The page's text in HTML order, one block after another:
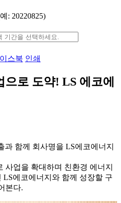
: 20220825)
스북 인쇄
로 도약! LS 에코에
함께 회사명을 LS에코에너지
사업을 확대하며 친환경 에너지
LS에코에너지와 함께 성장할 구
본다.